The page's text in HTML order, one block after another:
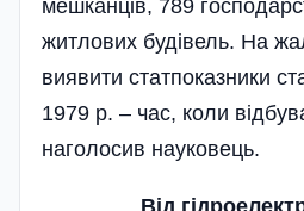
мешканців, 789
житлових будівель. На
виявити статпоказники
1979 р. – час, коли
наголосив науковець.